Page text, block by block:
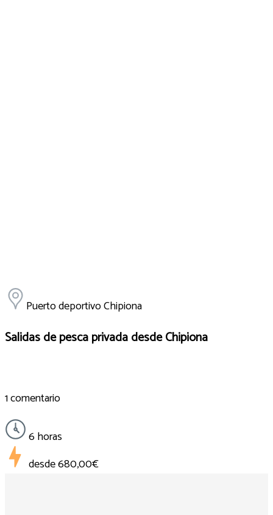
Puerto deportivo Chipiona
Salidas de pesca privada desde Chipiona
1 comentario
6 horas
desde680,00€